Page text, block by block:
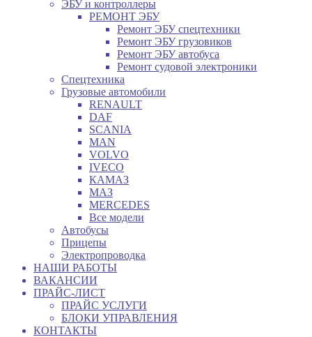
ЭБУ и контроллеры
РЕМОНТ ЭБУ
Ремонт ЭБУ спецтехники
Ремонт ЭБУ грузовиков
Ремонт ЭБУ автобуса
Ремонт судовой электроники
Спецтехника
Грузовые автомобили
RENAULT
DAF
SCANIA
MAN
VOLVO
IVECO
КАМАЗ
МАЗ
MERCEDES
Все модели
Автобусы
Прицепы
Электропроводка
НАШИ РАБОТЫ
ВАКАНСИИ
ПРАЙС-ЛИСТ
ПРАЙС УСЛУГИ
БЛОКИ УПРАВЛЕНИЯ
КОНТАКТЫ